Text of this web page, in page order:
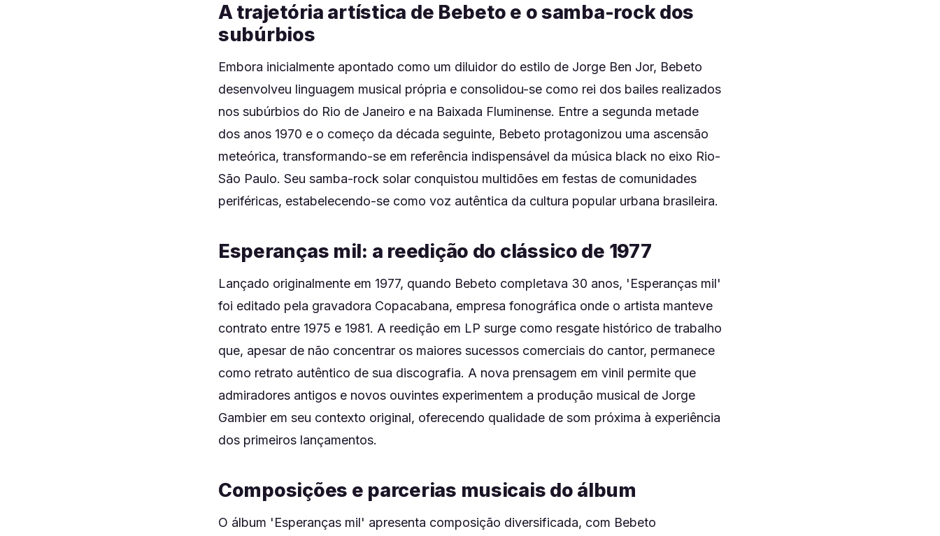
A trajetória artística de Bebeto e o samba-rock dos
subúrbios
Embora inicialmente apontado como um diluidor do estilo de Jorge Ben Jor, Bebeto
desenvolveu linguagem musical própria e consolidou-se como rei dos bailes realizados
nos subúrbios do Rio de Janeiro e na Baixada Fluminense. Entre a segunda metade
dos anos 1970 e o começo da década seguinte, Bebeto protagonizou uma ascensão
meteórica, transformando-se em referência indispensável da música black no eixo Rio-
São Paulo. Seu samba-rock solar conquistou multidões em festas de comunidades
periféricas, estabelecendo-se como voz autêntica da cultura popular urbana brasileira.
Esperanças mil: a reedição do clássico de 1977
Lançado originalmente em 1977, quando Bebeto completava 30 anos, 'Esperanças mil'
foi editado pela gravadora Copacabana, empresa fonográfica onde o artista manteve
contrato entre 1975 e 1981. A reedição em LP surge como resgate histórico de trabalho
que, apesar de não concentrar os maiores sucessos comerciais do cantor, permanece
como retrato autêntico de sua discografia. A nova prensagem em vinil permite que
admiradores antigos e novos ouvintes experimentem a produção musical de Jorge
Gambier em seu contexto original, oferecendo qualidade de som próxima à experiência
dos primeiros lançamentos.
Composições e parcerias musicais do álbum
O álbum 'Esperanças mil' apresenta composição diversificada, com Bebeto